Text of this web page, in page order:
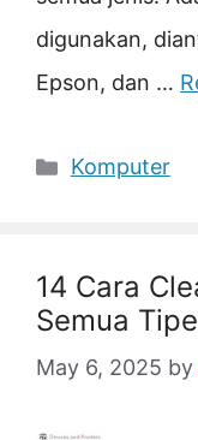
digunakan,
Epson, dan …
Categories
Komputer
14 Cara
Semua
May 6, 2025 by